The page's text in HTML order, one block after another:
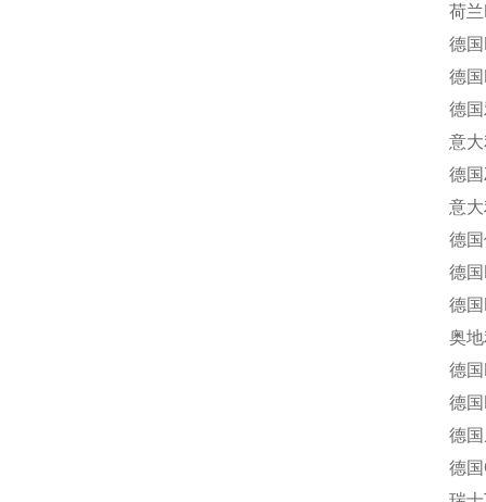
荷兰
德国
德国
德国雅
意大利
德国Z-
意大利
德国仪
德国
德国
奥地利
德国
德国
德国
德国